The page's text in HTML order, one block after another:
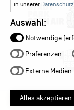
in unserer
Auswahl:
Notwendige
Präferenzen
Externe Medien
Alles akzeptieren